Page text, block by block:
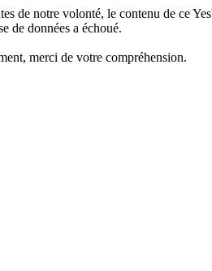
de notre volonté, le contenu de ce
de données a échoué.
merci de votre compréhension.